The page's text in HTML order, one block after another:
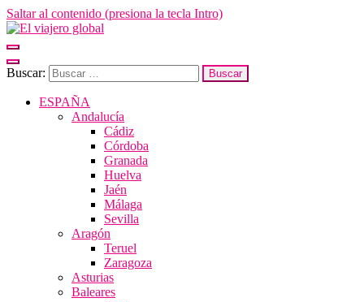
Saltar al contenido (presiona la tecla Intro)
forma sensorial, desde su música hasta su arquitectura o sus sabores
Buscar:
ESPAÑA
Andalucía
Cádiz
Córdoba
Granada
Huelva
Jaén
Málaga
Sevilla
Aragón
Teruel
Zaragoza
Asturias
Baleares